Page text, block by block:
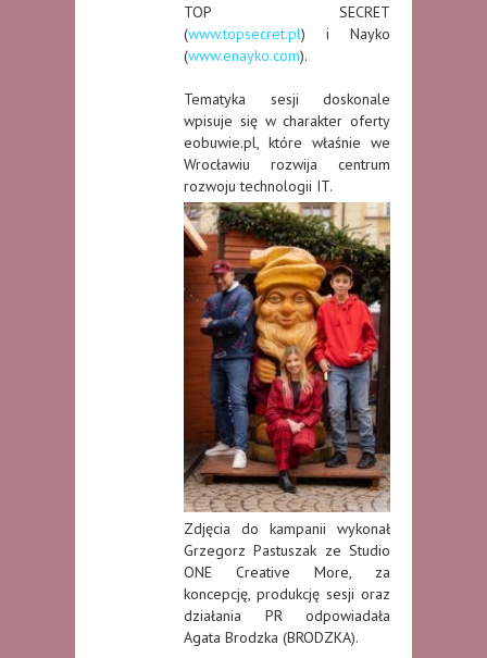
TOP SECRET
(www.topsecret.pl) i Nayko
(www.enayko.com).
Tematyka sesji doskonale
wpisuje się w charakter oferty
eobuwie.pl, które właśnie we
Wrocławiu rozwija centrum
rozwoju technologii IT.
Zdjęcia do kampanii wykonał
Grzegorz Pastuszak ze Studio
ONE Creative More, za
koncepcję, produkcję sesji oraz
działania PR odpowiadała
Agata Brodzka (BRODZKA).